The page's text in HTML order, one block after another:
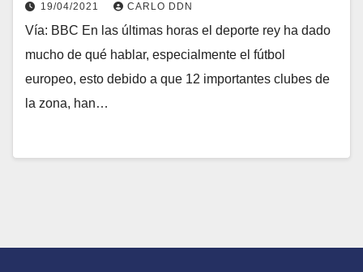
19/04/2021 CARLO DDN
Vía: BBC En las últimas horas el deporte rey ha dado
mucho de qué hablar, especialmente el fútbol
europeo, esto debido a que 12 importantes clubes de
la zona, han…